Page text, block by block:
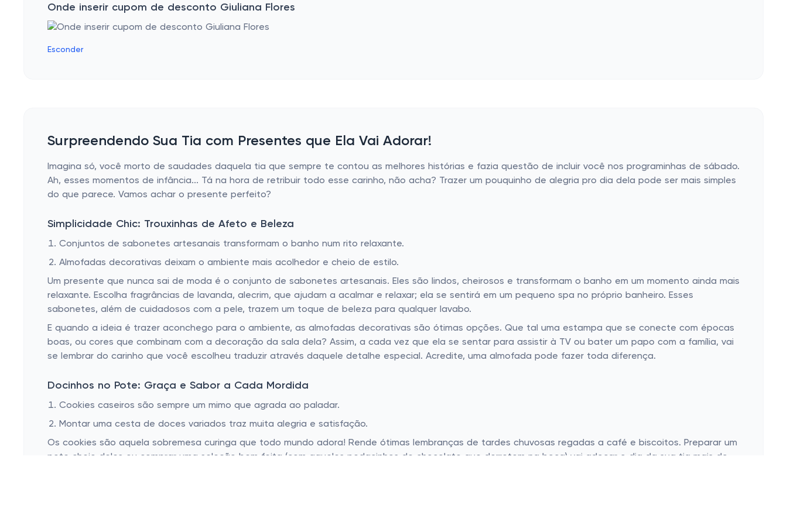
Onde inserir cupom de desconto Giuliana Flores
Esconder
Surpreendendo Sua Tia com Presentes que Ela Vai Adorar!
Imagina só, você morto de saudades daquela tia que sempre te contou as melhores histórias e fazia questão de incluir você nos programinhas de sábado.
Ah, esses momentos de infância... Tá na hora de retribuir todo esse carinho, não acha? Trazer um pouquinho de alegria pro dia dela pode ser mais simples
do que parece. Vamos achar o presente perfeito?
Simplicidade Chic: Trouxinhas de Afeto e Beleza
Conjuntos de sabonetes artesanais transformam o banho num rito relaxante.
Almofadas decorativas deixam o ambiente mais acolhedor e cheio de estilo.
Um presente que nunca sai de moda é o conjunto de sabonetes artesanais. Eles são lindos, cheirosos e transformam o banho em um momento ainda mais
relaxante. Escolha fragrâncias de lavanda, alecrim, que ajudam a acalmar e relaxar; ela se sentirá em um pequeno spa no próprio banheiro. Esses
sabonetes, além de cuidadosos com a pele, trazem um toque de beleza para qualquer lavabo.
E quando a ideia é trazer aconchego para o ambiente, as almofadas decorativas são ótimas opções. Que tal uma estampa que se conecte com épocas
boas, ou cores que combinam com a decoração da sala dela? Assim, a cada vez que ela se sentar para assistir à TV ou bater um papo com a família, vai
se lembrar do carinho que você escolheu traduzir através daquele detalhe especial. Acredite, uma almofada pode fazer toda diferença.
Docinhos no Pote: Graça e Sabor a Cada Mordida
Cookies caseiros são sempre um mimo que agrada ao paladar.
Montar uma cesta de doces variados traz muita alegria e satisfação.
Os cookies são aquela sobremesa curinga que todo mundo adora! Rende ótimas lembranças de tardes chuvosas regadas a café e biscoitos. Preparar um
pote cheio deles ou comprar uma seleção bem feita (com aqueles pedacinhos de chocolate que derretem na boca) vai adoçar o dia da sua tia mais do